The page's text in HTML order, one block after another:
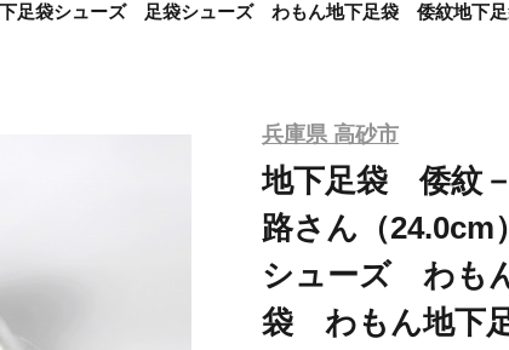
足袋シューズ 足袋シューズ わもん地下足袋 倭紋地
兵庫県 高砂市
地下足袋 倭紋
路さん（
シューズ わも
袋 わもん地下